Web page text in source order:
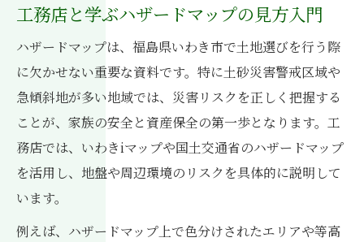
工務店と学ぶハザードマップの見方入門
ハザードマップは、福島県いわき市で土地選びを行う際
に欠かせない重要な資料です。特に土砂災害警戒区域や
急傾斜地が多い地域では、災害リスクを正しく把握する
ことが、家族の安全と資産保全の第一歩となります。工
務店では、いわきiマップや国土交通省のハザードマップ
を活用し、地盤や周辺環境のリスクを具体的に説明して
います。
例えば、ハザードマップ上で色分けされたエリアや等高